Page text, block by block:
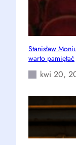
Stanisław
warto pamiętać
kwi 20,